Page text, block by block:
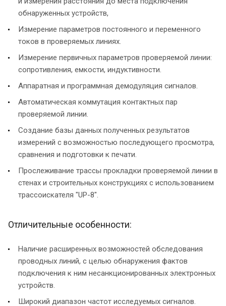
обнаруженных устройств,
Измерение параметров постоянного и переменного
токов в проверяемых линиях.
Измерение первичных параметров проверяемой линии:
сопротивления, емкости, индуктивности.
Аппаратная и программная демодуляция сигналов.
Автоматическая коммутация контактных пар
проверяемой линии.
Создание базы данных полученных результатов
измерений с возможностью последующего просмотра,
сравнения и подготовки к печати.
Прослеживание трассы прокладки проверяемой линии в
стенах и строительных конструкциях с использованием
трассоискателя "UP-8".
Отличительные особенности:
Наличие расширенных возможностей обследования
проводных линий, с целью обнаружения фактов
подключения к ним несанкционированных электронных
устройств.
Широкий диапазон частот исследуемых сигналов.